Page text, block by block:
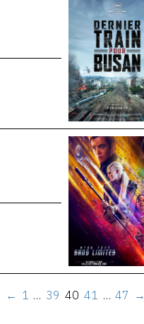
← 1 … 39 40 41 … 47 →